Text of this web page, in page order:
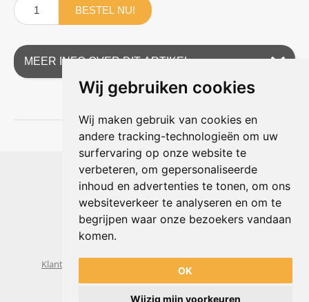
Wij gebruiken cookies
Wij maken gebruik van cookies en
andere tracking-technologieën om uw
surfervaring op onze website te
verbeteren, om gepersonaliseerde
inhoud en advertenties te tonen, om ons
websiteverkeer te analyseren en om te
begrijpen waar onze bezoekers vandaan
komen.
OK
Wijzig mijn voorkeuren
BESTEL NU!
MEER INFO OVER DIT ARTIKEL
Shophouse online
Max Planckstraat 4
6716 BE Ede, Nederland
Telefoon:+31(0)318 618 121
E-mail: info@shophouse.nl
Geopend: ma t/m vr 09:00-17:00 uur
Klantenservice
Algemene voorwaarden